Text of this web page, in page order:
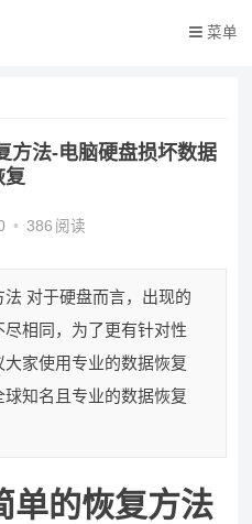
菜单
方法-电脑硬盘损坏数据
复
• 386 阅读
对于硬盘而言，出现的
相同，为了更有针对性
家使用专业的数据恢复
知名且专业的数据恢复
单的恢复方法